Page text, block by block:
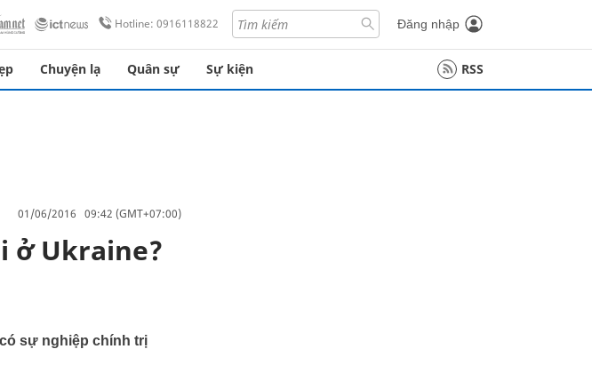
Hotline: 0916118822 Đăng nhập
Chuyện lạ Quân sự Sự kiện RSS
01/06/2016 09:42 (GMT+07:00)
ở Ukraine?
sự nghiệp chính trị